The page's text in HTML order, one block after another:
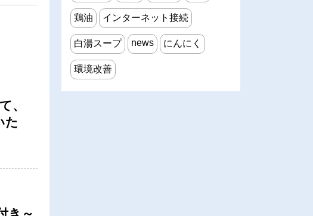
、
た
き～
鶏油 インターネット接続
白湯スープ news にんにく
環境改善